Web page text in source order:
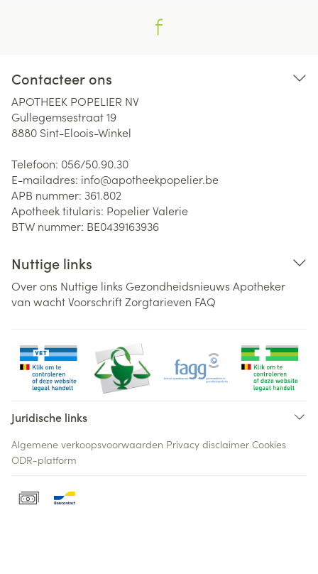
Contacteer ons
APOTHEEK POPELIER NV
Gullegemsestraat 19
8880 Sint-Eloois-Winkel
Telefoon: 056/50.90.30
E-mailadres: info@apotheekpopelier.be
APB nummer: 361.802
Apotheek titularis: Popelier Valerie
BTW nummer: BE0439163936
Nuttige links
Over ons Nuttige links Gezondheidsnieuws Apotheker
van wachtVoorschriftZorgtarieven FAQ
Juridische links
Algemene verkoopsvoorwaarden Privacy disclaimer Cookies
ODR-platform